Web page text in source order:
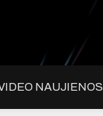
NAUJIENOS